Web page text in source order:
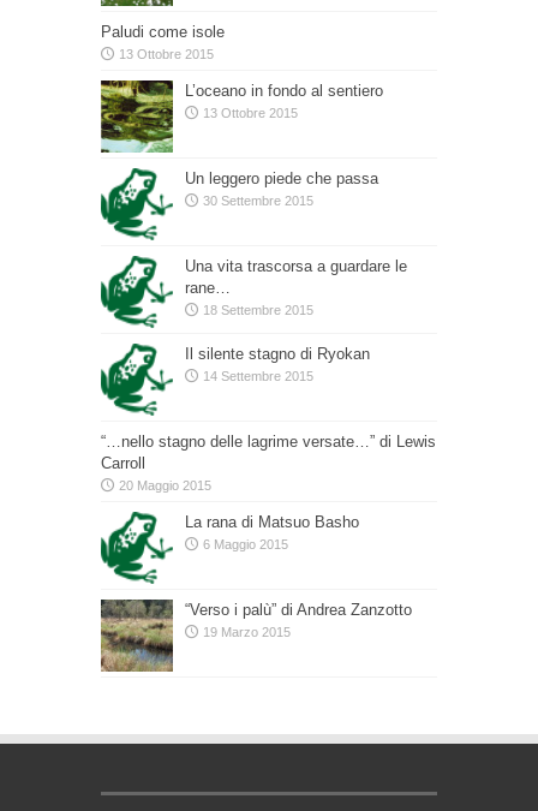
Paludi come isole
13 Ottobre 2015
L’oceano in fondo al sentiero
13 Ottobre 2015
Un leggero piede che passa
30 Settembre 2015
Una vita trascorsa a guardare le
rane…
18 Settembre 2015
Il silente stagno di Ryokan
14 Settembre 2015
“…nello stagno delle lagrime versate…” di Lewis
Carroll
20 Maggio 2015
La rana di Matsuo Basho
6 Maggio 2015
“Verso i palù” di Andrea Zanzotto
19 Marzo 2015